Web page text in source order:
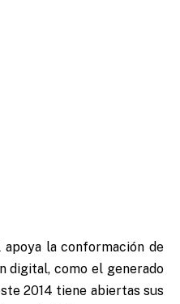
la conformación de
digital, como el generado
2014 tiene abiertas sus